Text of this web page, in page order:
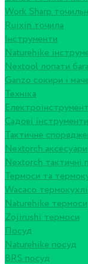
Work Sharp
Ruixin точила
Інструменти
Naturehike
Nextool лопати
Ganzo сокири і
Техніка
Садові інструменти
Тактичне
Nextorch аксесуари
Nextorch тактичні
Термоси та
Wacaco термокухлі
Naturehike термоси
Zojirushi термоси
Посуд
Naturehike посуд
BRS посуд